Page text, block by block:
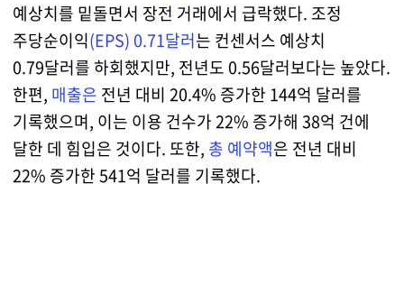
예상치를 밑돌면서 장전 거래에서 급락했다. 조정
주당순이익(EPS) 0.71달러는 컨센서스 예상치
0.79달러를 하회했지만, 전년도 0.56달러보다는 높았다.
한편, 매출은 전년 대비 20.4% 증가한 144억 달러를
기록했으며, 이는 이용 건수가 22% 증가해 38억 건에
달한 데 힘입은 것이다. 또한, 총 예약액은 전년 대비
22% 증가한 541억 달러를 기록했다.